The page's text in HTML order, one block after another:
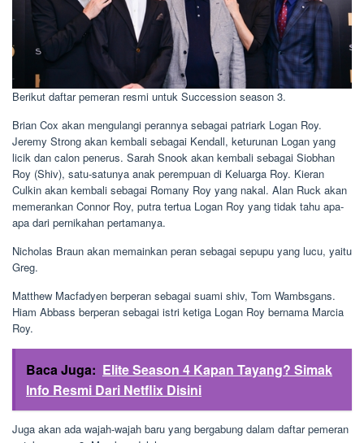
Berikut daftar pemeran resmi untuk Succession season 3.
Brian Cox akan mengulangi perannya sebagai patriark Logan Roy.
Jeremy Strong akan kembali sebagai Kendall, keturunan Logan yang
licik dan calon penerus. Sarah Snook akan kembali sebagai Siobhan
Roy (Shiv), satu-satunya anak perempuan di Keluarga Roy. Kieran
Culkin akan kembali sebagai Romany Roy yang nakal. Alan Ruck akan
memerankan Connor Roy, putra tertua Logan Roy yang tidak tahu apa-
apa dari pernikahan pertamanya.
Nicholas Braun akan memainkan peran sebagai sepupu yang lucu, yaitu
Greg.
Matthew Macfadyen berperan sebagai suami shiv, Tom Wambsgans.
Hiam Abbass berperan sebagai istri ketiga Logan Roy bernama Marcia
Roy.
Baca Juga: Elite Season 4 Kapan Tayang? Simak
Info Resmi Dari Netflix Disini
Juga akan ada wajah-wajah baru yang bergabung dalam daftar pemeran